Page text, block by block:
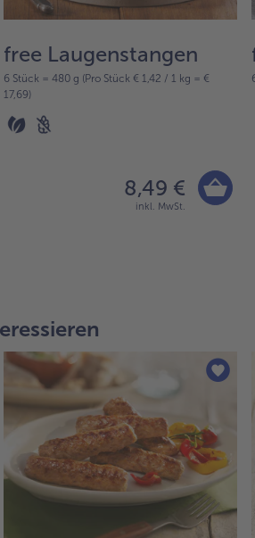
free Laugenstangen
6 Stück = 480 g (Pro Stück € 1,42 / 1 kg = €
17,69)
8,49 €
inkl. MwSt.